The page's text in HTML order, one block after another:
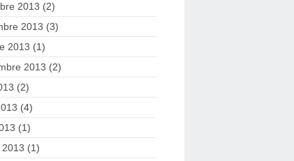
2013 (2)
2013 (3)
2013 (1)
2013 (2)
(2)
(4)
(1)
(1)